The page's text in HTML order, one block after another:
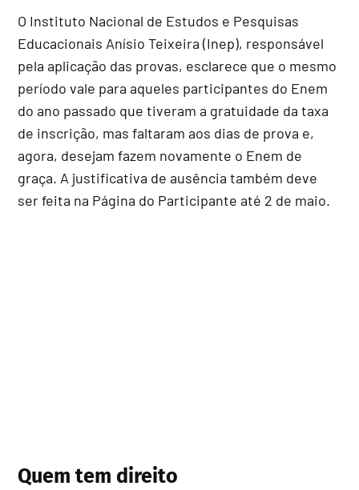
O Instituto Nacional de Estudos e Pesquisas
Educacionais Anísio Teixeira (Inep), responsável
pela aplicação das provas, esclarece que o mesmo
período vale para aqueles participantes do Enem
do ano passado que tiveram a gratuidade da taxa
de inscrição, mas faltaram aos dias de prova e,
agora, desejam fazem novamente o Enem de
graça. A justificativa de ausência também deve
ser feita na Página do Participante até 2 de maio.
Quem tem direito